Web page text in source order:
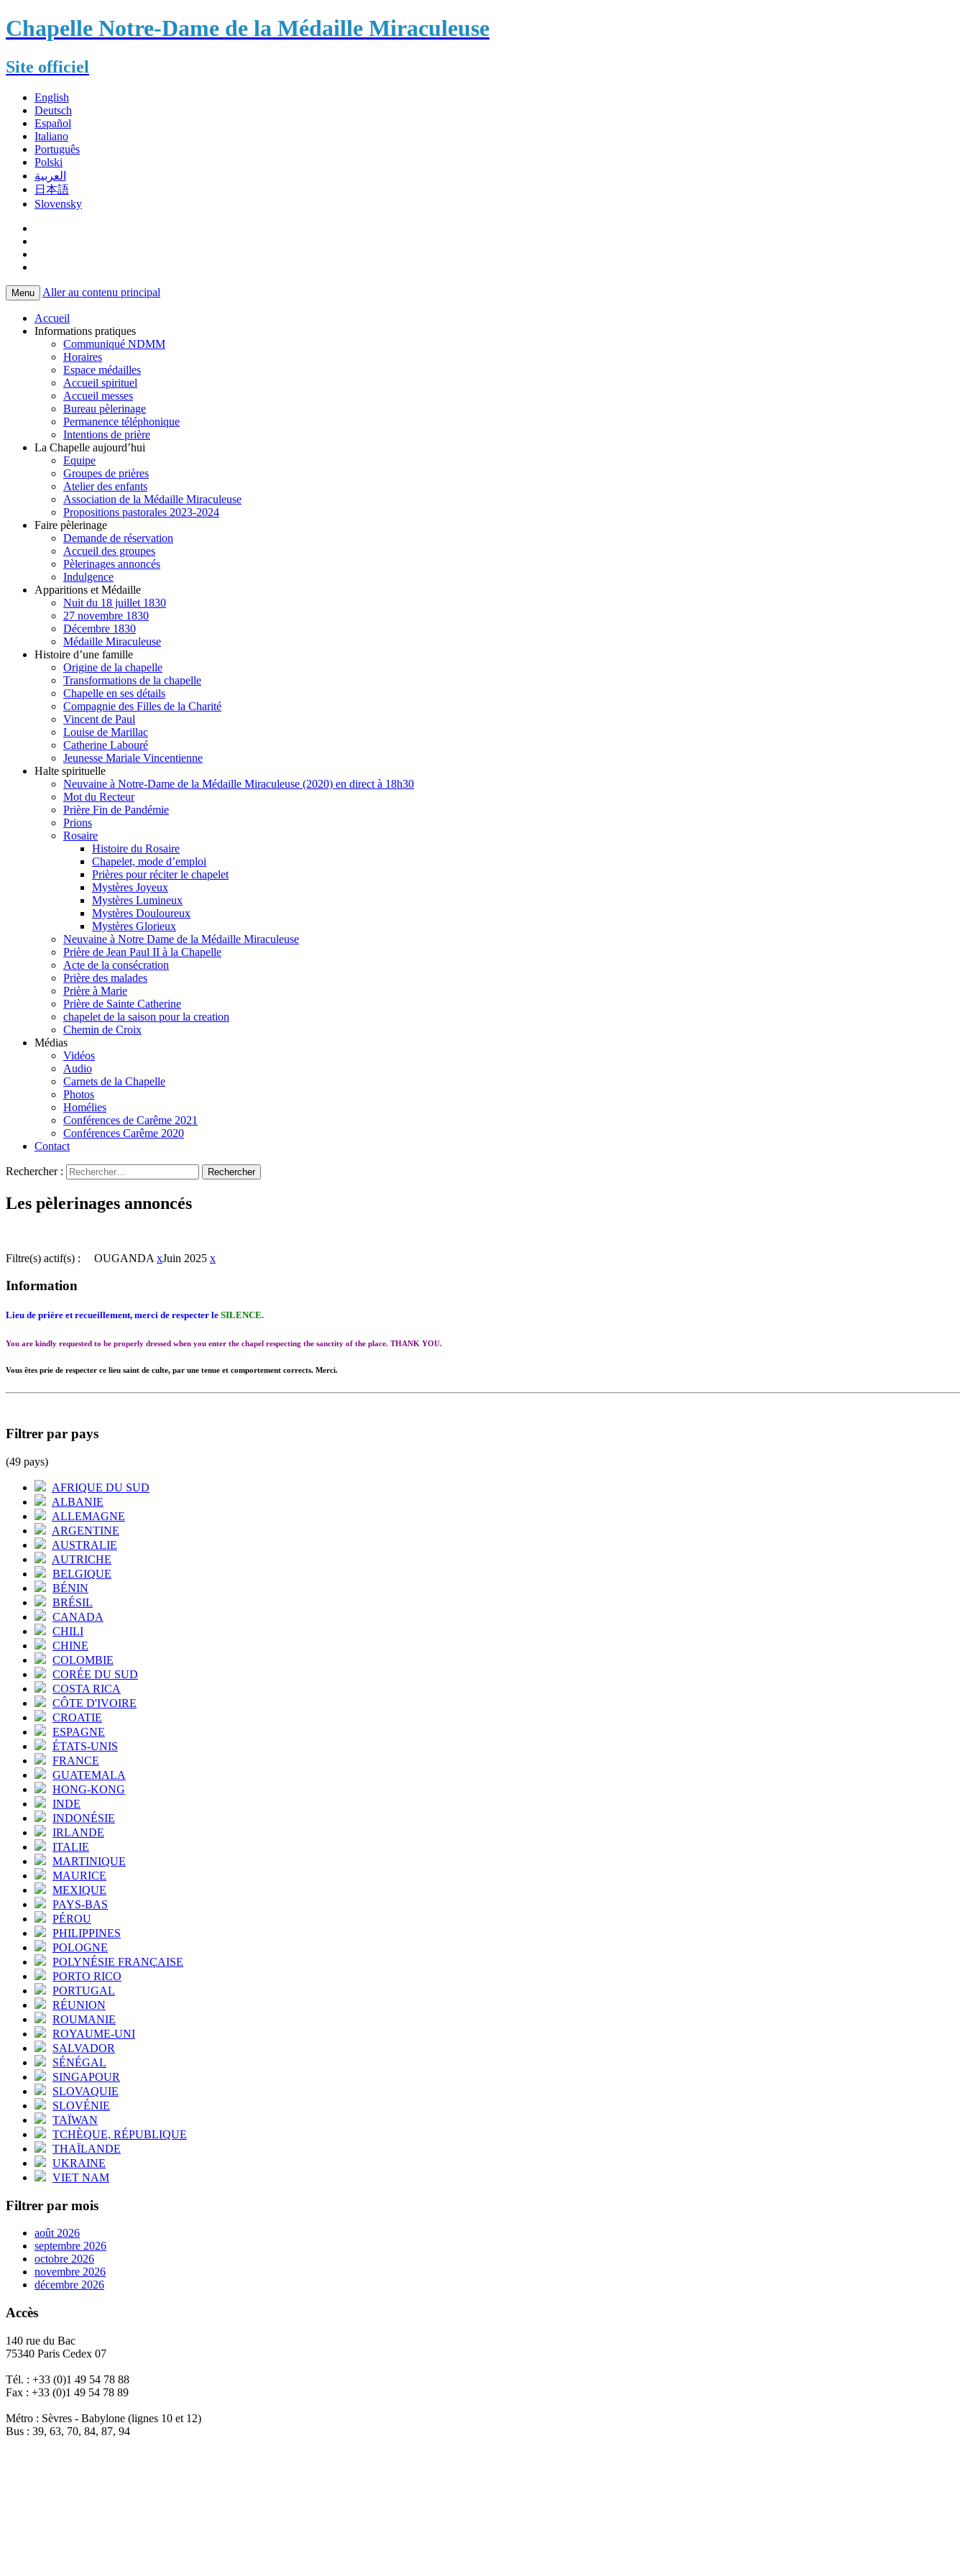
Chapelle Notre-Dame de la Médaille Miraculeuse
Site officiel
English
Deutsch
Español
Italiano
Português
Polski
العربية
日本語
Slovensky
Menu Aller au contenu principal
Accueil
Informations pratiques
Communiqué NDMM
Horaires
Espace médailles
Accueil spirituel
Accueil messes
Bureau pèlerinage
Permanence téléphonique
Intentions de prière
La Chapelle aujourd’hui
Equipe
Groupes de prières
Atelier des enfants
Association de la Médaille Miraculeuse
Propositions pastorales 2023-2024
Faire pèlerinage
Demande de réservation
Accueil des groupes
Pèlerinages annoncés
Indulgence
Apparitions et Médaille
Nuit du 18 juillet 1830
27 novembre 1830
Décembre 1830
Médaille Miraculeuse
Histoire d’une famille
Origine de la chapelle
Transformations de la chapelle
Chapelle en ses détails
Compagnie des Filles de la Charité
Vincent de Paul
Louise de Marillac
Catherine Labouré
Jeunesse Mariale Vincentienne
Halte spirituelle
Neuvaine à Notre-Dame de la Médaille Miraculeuse (2020) en direct à 18h30
Mot du Recteur
Prière Fin de Pandémie
Prions
Rosaire
Histoire du Rosaire
Chapelet, mode d’emploi
Prières pour réciter le chapelet
Mystères Joyeux
Mystères Lumineux
Mystères Douloureux
Mystères Glorieux
Neuvaine à Notre Dame de la Médaille Miraculeuse
Prière de Jean Paul II à la Chapelle
Acte de la consécration
Prière des malades
Prière à Marie
Prière de Sainte Catherine
chapelet de la saison pour la creation
Chemin de Croix
Médias
Vidéos
Audio
Carnets de la Chapelle
Photos
Homélies
Conférences de Carême 2021
Conférences Carême 2020
Contact
Rechercher :
Les pèlerinages annoncés
Filtre(s) actif(s) : OUGANDA xJuin 2025 x
Information
Lieu de prière et recueillement, merci de respecter le SILENCE.
You are kindly requested to be properly dressed when you enter the chapel respecting the sanctity of the place. THANK YOU.
Vous êtes prie de respecter ce lieu saint de culte, par une tenue et comportement corrects. Merci.
Filtrer par pays
(49 pays)
AFRIQUE DU SUD
ALBANIE
ALLEMAGNE
ARGENTINE
AUSTRALIE
AUTRICHE
BELGIQUE
BÉNIN
BRÉSIL
CANADA
CHILI
CHINE
COLOMBIE
CORÉE DU SUD
COSTA RICA
CÔTE D'IVOIRE
CROATIE
ESPAGNE
ÉTATS-UNIS
FRANCE
GUATEMALA
HONG-KONG
INDE
INDONÉSIE
IRLANDE
ITALIE
MARTINIQUE
MAURICE
MEXIQUE
PAYS-BAS
PÉROU
PHILIPPINES
POLOGNE
POLYNÉSIE FRANÇAISE
PORTO RICO
PORTUGAL
RÉUNION
ROUMANIE
ROYAUME-UNI
SALVADOR
SÉNÉGAL
SINGAPOUR
SLOVAQUIE
SLOVÉNIE
TAÏWAN
TCHÈQUE, RÉPUBLIQUE
THAÏLANDE
UKRAINE
VIET NAM
Filtrer par mois
août 2026
septembre 2026
octobre 2026
novembre 2026
décembre 2026
Accès
140 rue du Bac
75340 Paris Cedex 07
Tél. : +33 (0)1 49 54 78 88
Fax : +33 (0)1 49 54 78 89
Métro : Sèvres - Babylone (lignes 10 et 12)
Bus : 39, 63, 70, 84, 87, 94